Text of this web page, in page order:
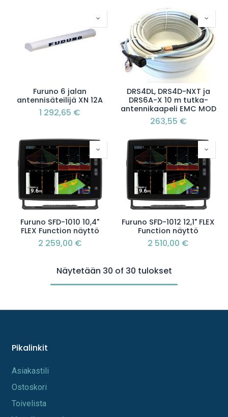
Furuno 6 jalan
antennisäteilijä XN 12A
1 292,65 €
DRS4DL, DRS4D-NXT ja
DRS6A-X 10 m tutka-
antennikaapeli EMC MOD
263,55 €
Furuno SFD-1010 10,4"
FLEX Function näyttö
2 259,00 €
Furuno SFD-1012 12,1" FLEX
Function näyttö
2 510,00 €
Näytetään 30 of 30 tulokset
Pikalinkit
A​s​iakastili
Os​toskori
Toi​velista